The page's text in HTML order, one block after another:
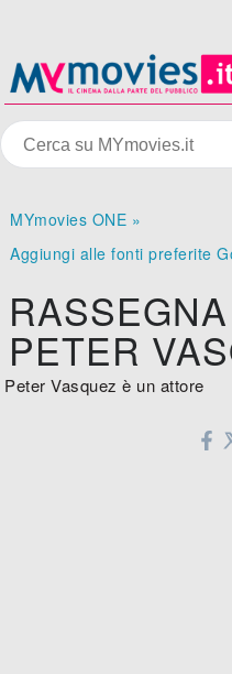
MYmovies ONE »
Aggiungi alle fonti preferite
PETER
Peter Vasquez è un attore